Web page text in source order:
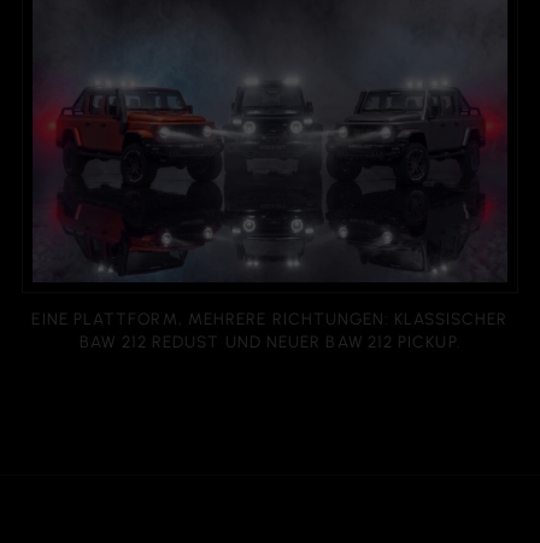
EINE PLATTFORM, MEHRERE RICHTUNGEN: KLASSISCHER
BAW 212 REDUST UND NEUER BAW 212 PICKUP.